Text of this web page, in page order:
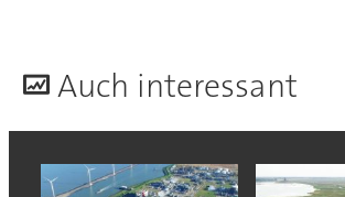
Auch interessant